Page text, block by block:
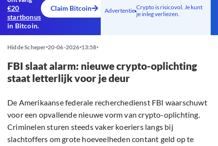
€20
startbonus
in Bitcoin.
Claim Bitcoin Advertentie Crypto is risicovol. Je kunt
je inleg verliezen.
Hidde Scheper 20-06-2026 13:58
FBI slaat alarm: nieuwe crypto-oplichting
staat letterlijk voor je deur
De Amerikaanse federale recherchedienst FBI waarschuwt
voor een opvallende nieuwe vorm van crypto-oplichting.
Criminelen sturen steeds vaker koeriers langs bij
slachtoffers om grote hoeveelheden contant geld op te